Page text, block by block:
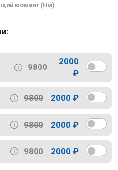
момент (Нм)
9800
2000
₽
9800 2000 ₽
9800 2000 ₽
9800 2000 ₽